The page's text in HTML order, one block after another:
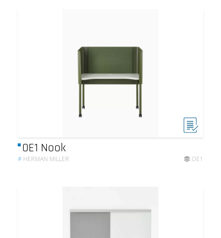
OE1 Nook
# HERMAN MILLER OE1